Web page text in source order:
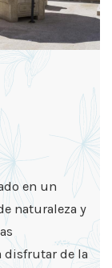
en un
naturaleza y
disfrutar de la